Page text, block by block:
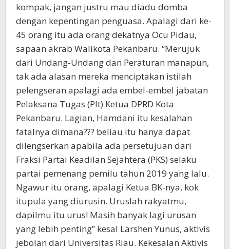
kompak, jangan justru mau diadu domba
dengan kepentingan penguasa. Apalagi dari ke-
45 orang itu ada orang dekatnya Ocu Pidau,
sapaan akrab Walikota Pekanbaru. “Merujuk
dari Undang-Undang dan Peraturan manapun,
tak ada alasan mereka menciptakan istilah
pelengseran apalagi ada embel-embel jabatan
Pelaksana Tugas (Plt) Ketua DPRD Kota
Pekanbaru. Lagian, Hamdani itu kesalahan
fatalnya dimana??? beliau itu hanya dapat
dilengserkan apabila ada persetujuan dari
Fraksi Partai Keadilan Sejahtera (PKS) selaku
partai pemenang pemilu tahun 2019 yang lalu.
Ngawur itu orang, apalagi Ketua BK-nya, kok
itupula yang diurusin. Uruslah rakyatmu,
dapilmu itu urus! Masih banyak lagi urusan
yang lebih penting” kesal Larshen Yunus, aktivis
jebolan dari Universitas Riau. Kekesalan Aktivis